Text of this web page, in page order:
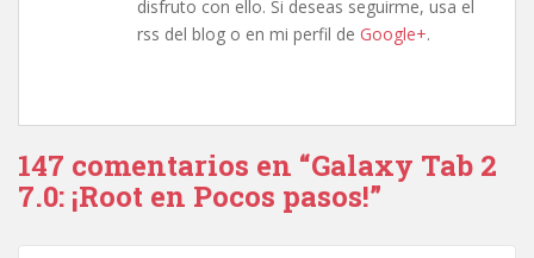
disfruto con ello. Si deseas seguirme, usa el
rss del blog o en mi perfil de Google+.
147 comentarios en “Galaxy Tab 2
7.0: ¡Root en Pocos pasos!”